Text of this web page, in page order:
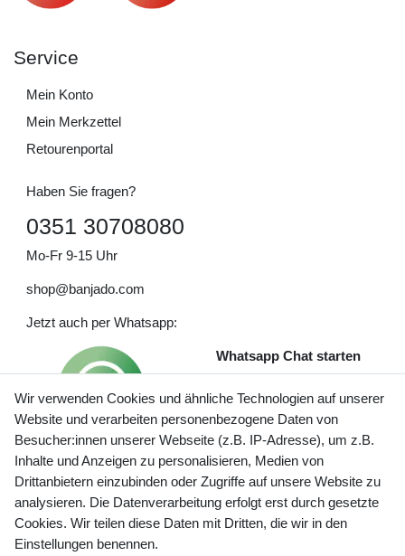
Service
Mein Konto
Mein Merkzettel
Retourenportal
Haben Sie fragen?
0351 30708080
Mo-Fr 9-15 Uhr
shop@banjado.com
Jetzt auch per Whatsapp:
Whatsapp Chat starten
Preisangaben inkl. gesetzl. MwSt. und zzgl. Service- und
Versandkosten
Wir verwenden Cookies und ähnliche Technologien auf unserer
Website und verarbeiten personenbezogene Daten von
Besucher:innen unserer Webseite (z.B. IP-Adresse), um z.B.
Inhalte und Anzeigen zu personalisieren, Medien von
Drittanbietern einzubinden oder Zugriffe auf unsere Website zu
analysieren. Die Datenverarbeitung erfolgt erst durch gesetzte
Cookies. Wir teilen diese Daten mit Dritten, die wir in den
Einstellungen benennen.